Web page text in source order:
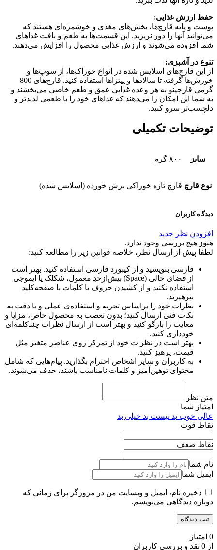
حفظ ارزش غذایی:
پوست و پایه قارچ‌ها، بخش‌های مغذی و خوشمزه‌ای هستند که
می‌توانید آنها را دور نریزید. این قسمت‌ها به طعم و بافت غذاهای
شما افزوده می‌شوند و ارزش غذایی محصول را افزایش می‌دهند.
تنوع در آشپزی:
از این قارچ‌های اسلایس شده در انواع خوراک‌ها، از سوپ‌ها و
خورش‌ها گرفته تا سالادها و پیتزاها استفاده کنید. قارچ‌های 800
گرمی قارچینو به هر وعده غذایی عمق و طعم خاصی می‌بخشند و
به شما این امکان را می‌دهند که غذاهای خود را با طعمی لذیذتر و
دلچسب‌تر سرو کنید.
توضیحات تکمیلی
سایز ۸۰۰ گرم
نوع قارچ قارچ تازه خوراکی برش خورده (اسلایس شده)
دیدگاه کاربران
افزودن نظر جدید
هنوز هیچ بررسی وجود ندارد.
لطفا پیش از ارسال نظر، خلاصه قوانین زیر را مطالعه کنید:
فارسی بنویسید و از کیبورد فارسی استفاده کنید. بهتر است
از فضای خالی (Space) بیش‌از‌حدِ معمول، شکلک یا ایموجی
استفاده نکنید و از کشیدن حروف یا کلمات با صفحه‌کلید
بپرهیزید.
نظرات خود را براساس تجربه و استفاده‌ی عملی و با دقت به
نکات فنی ارسال کنید؛ بدون تعصب به محصول خاص، مزایا و
معایب را بازگو کنید و بهتر است از ارسال نظرات چندکلمه‌‌ای
خودداری کنید.
بهتر است در نظرات خود از تمرکز روی عناصر متغیر مثل
قیمت، پرهیز کنید.
به کاربران و سایر اشخاص احترام بگذارید. پیام‌هایی که شامل
محتوای توهین‌آمیز و کلمات نامناسب باشند، حذف می‌شوند.
متن نظر
امتیاز شما
عالی خوب بد نیست بد خیلی بد
نقاط قوت
نقاط ضعف
نام شما
ایمیل شما
ذخیره نام، ایمیل و وبسایت من در مرورگر برای زمانی که
دوباره دیدگاهی می‌نویسم.
0 امتیاز
از 0 نقد و بررسی کاربران